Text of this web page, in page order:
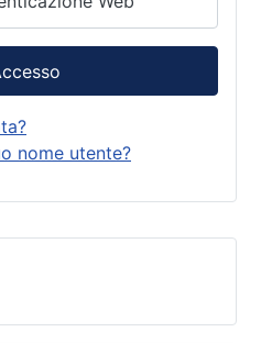
nome utente?